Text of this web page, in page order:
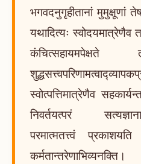
भगवदनुगृहीतानां मुमुक्षूणां
यथादित्यः स्वोदयमात्रेणैव
कंचित्सहायमपेक्षते
स्वोत्पत्तिमात्रेणैव
निवर्तयत्परं
परमात्मतत्त्वं प्रकाशयति